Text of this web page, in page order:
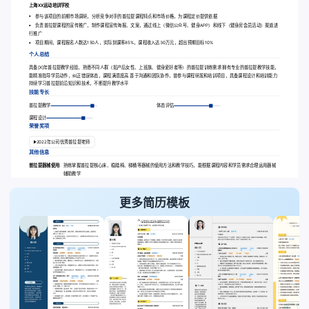
上海XX运动培训学校
参与该项目的前期市场调研，分析竞争对手的普拉提课程特点和市场价格，为课程定价提供依据
负责普拉提课程的宣传推广，制作课程宣传海报、文案，通过线上（微信公众号、健身APP）和线下（健身房会员活动）渠道进
行推广
项目期间，课程报名人数达150人，实际到课率85%，课程收入达30万元，超出预期目标10%
个人总结
具备[X]年普拉提教学经验，熟悉不同人群（如产后女性、上班族、健身爱好者等）的普拉提训练需求 拥有专业的普拉提教学技能，
能精准指导学员动作，纠正错误体态，课程满意度高 善于沟通和团队协作，曾参与课程研发和培训项目，具备课程设计和培训能力
持续学习普拉提前沿知识和技术，不断提升教学水平
技能专长
普拉提教学 体态评估
课程设计
荣誉奖项
2022年公司优秀普拉提老师
其他信息
普拉提器械使用: 熟练掌握普拉提核心床、稳踏椅、梯桶等器械的使用方法和教学技巧，能根据课程内容和学员需求合理运用器械
辅助教学
更多简历模板